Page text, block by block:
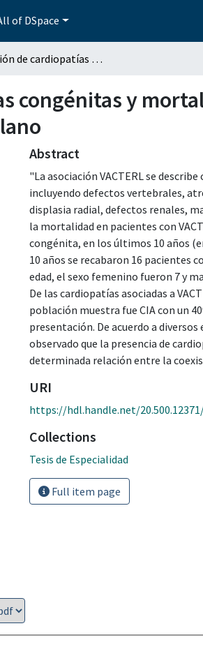
of DSpace
Asociación de cardiopatías congénitas y mortalidad en pacientes con VACTERL del Hospital para el Niño Poblano
congénitas y
Abstract
"La asociación VACTERL se
incluyendo defectos vertebrales,
displasia radial, defectos renales,
la mortalidad en pacientes con
congénita, en los últimos 10 años
10 años se recabaron 16 pacientes
edad, el sexo femenino fueron 7 y
De las cardiopatías asociadas a
población muestra fue CIA con un
presentación. De acuerdo a
observado que la presencia de
determinada relación entre la
URI
https://hdl.handle.net/
Collections
Tesis de Especialidad
Full item page